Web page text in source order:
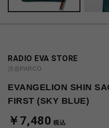
RADIO EVA STORE
渋谷PARCO
EVANGELION SHIN
FIRST (SKY BLUE)
￥7,480 税込